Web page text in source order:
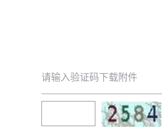
请输入验证码下载附件